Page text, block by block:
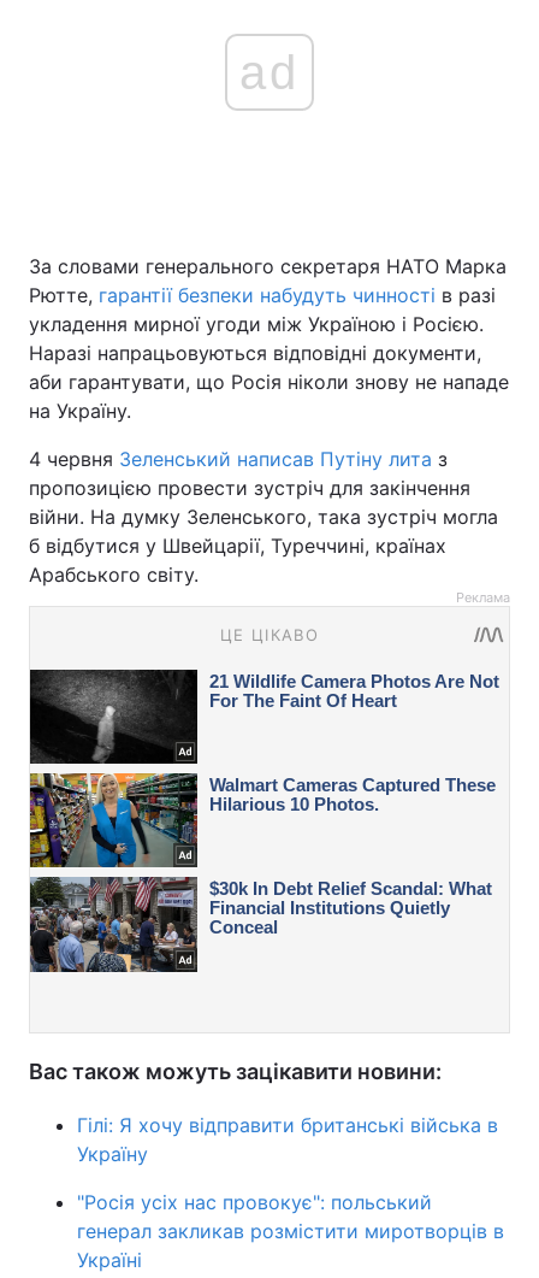
ad
За словами генерального секретаря НАТО Марка
Рютте, гарантії безпеки набудуть чинності в разі
укладення мирної угоди між Україною і Росією.
Наразі напрацьовуються відповідні документи,
аби гарантувати, що Росія ніколи знову не нападе
на Україну.
4 червня Зеленський написав Путіну лита з
пропозицією провести зустріч для закінчення
війни. На думку Зеленського, така зустріч могла
б відбутися у Швейцарії, Туреччині, країнах
Арабського світу.
Реклама
Вас також можуть зацікавити новини:
Гілі: Я хочу відправити британські війська в
Україну
"Росія усіх нас провокує": польський
генерал закликав розмістити миротворців в
Україні